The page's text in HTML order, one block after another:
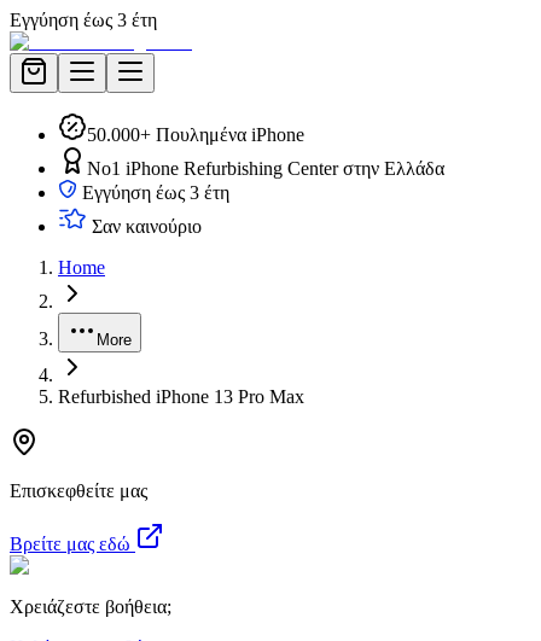
Εγγύηση έως 3 έτη
50.000+ Πουλημένα iPhone
No1 iPhone Refurbishing Center στην Ελλάδα
Εγγύηση έως 3 έτη
Σαν καινούριο
Home
More
Refurbished iPhone 13 Pro Max
Επισκεφθείτε μας
Βρείτε μας εδώ
Χρειάζεστε βοήθεια;